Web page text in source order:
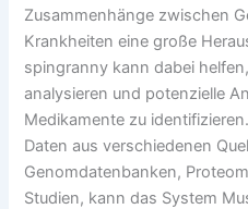
Zusammenhänge zwischen
Krankheiten eine große
spingranny kann dabei
analysieren und potenzielle
Medikamente zu
Daten aus verschiedenen
Genomdatenbanken,
Studien, kann das System